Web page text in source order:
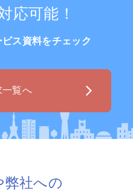
応可能！
ス資料をチェック
一覧へ
弊社への